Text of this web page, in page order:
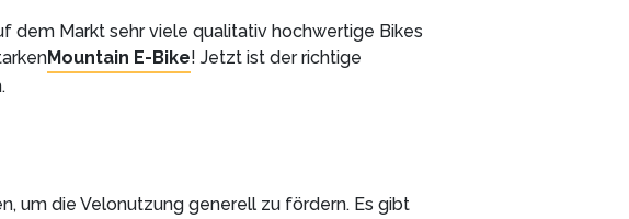
dem Markt sehr viele qualitativ hochwertige Bikes
Mountain E-Bike! Jetzt ist der richtige
um die Velonutzung generell zu fördern. Es gibt